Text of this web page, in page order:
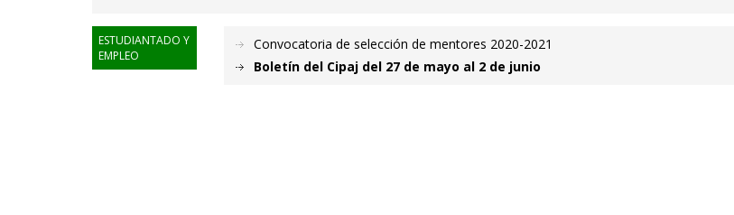
ESTUDIANTADO Y
EMPLEO
Convocatoria de selección de mentores 2020-2021
Boletín del Cipaj del 27 de mayo al 2 de junio